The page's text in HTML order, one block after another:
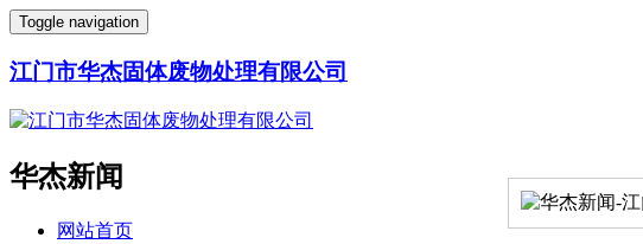
Toggle navigation
江门市华杰固体废物处理有限公司
华杰新闻
网站首页